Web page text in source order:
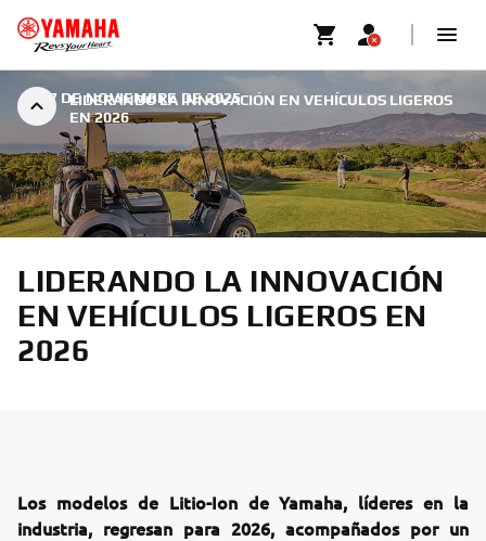
LIDERANDO LA INNOVACIÓN EN VEHÍCULOS LIGEROS
EN 2026
27 DE NOVIEMBRE DE 2025
LIDERANDO LA INNOVACIÓN
EN VEHÍCULOS LIGEROS EN
2026
Los modelos de Litio-Ion de Yamaha, líderes en la
industria, regresan para 2026, acompañados por un